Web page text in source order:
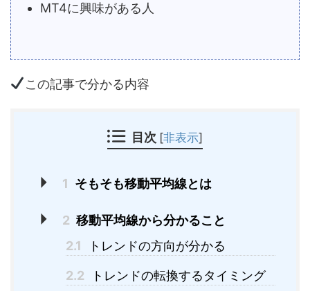
MT4に興味がある人
この記事で分かる内容
目次 [非表示]
1 そもそも移動平均線とは
2 移動平均線から分かること
2.1
トレンドの方向が分かる
2.2 トレンドの転換するタイミング